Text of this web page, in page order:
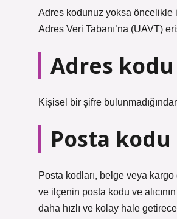
Adres kodunuz yoksa öncelikle
Adres Veri Tabanı’na (UAVT)
Adres
Kişisel bir şifre
Posta
Posta kodları, belge veya
ve ilçenin posta kodu ve
daha hızlı ve kolay hale